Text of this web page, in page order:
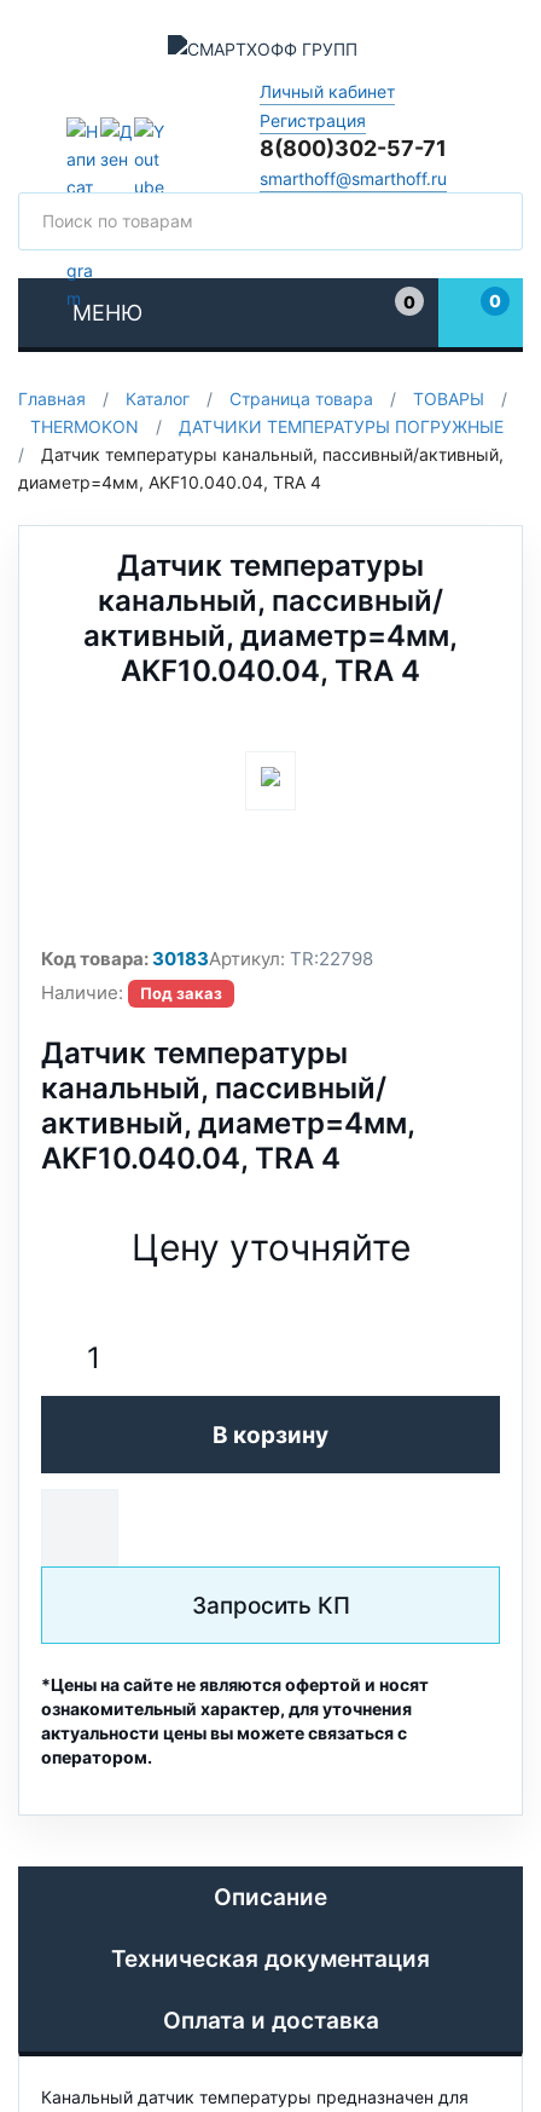
Личный кабинет
Регистрация
8(800)302-57-71
smarthoff@smarthoff.ru
МЕНЮ
0
0
Главная / Каталог / Страница товара / ТОВАРЫ
/
THERMOKON
/
ДАТЧИКИ ТЕМПЕРАТУРЫ ПОГРУЖНЫЕ
/
Датчик температуры канальный, пассивный/активный,
диаметр=4мм, AKF10.040.04, TRA 4
Датчик температуры
канальный, пассивный/
активный, диаметр=4мм,
AKF10.040.04, TRA 4
Код товара:30183Артикул: TR:22798
Наличие:
Под заказ
Датчик температуры
канальный, пассивный/
активный, диаметр=4мм,
AKF10.040.04, TRA 4
Цену уточняйте
В корзину
Запросить КП
*Цены на сайте не являются офертой и носят
ознакомительный характер, для уточнения
актуальности цены вы можете связаться с
оператором.
Описание
Техническая документация
Оплата и доставка
Канальный датчик температуры предназначен для